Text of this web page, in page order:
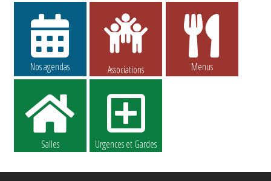
Nos agendas Associations Menus
Salles Urgences et Gardes